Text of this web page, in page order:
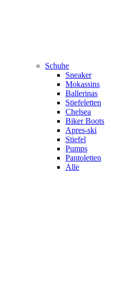
Schuhe
Sneaker
Mokassins
Ballerinas
Stiefeletten
Chelsea
Biker Boots
Apres-ski
Stiefel
Pumps
Pantoletten
Alle